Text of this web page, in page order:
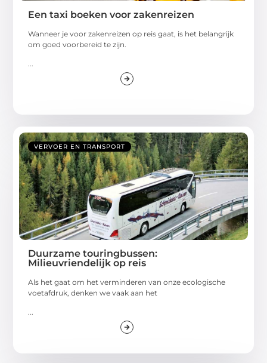
Een taxi boeken voor zakenreizen
Wanneer je voor zakenreizen op reis gaat, is het belangrijk
om goed voorbereid te zijn.
...
VERVOER EN TRANSPORT
Duurzame touringbussen:
Milieuvriendelijk op reis
Als het gaat om het verminderen van onze ecologische
voetafdruk, denken we vaak aan het
...